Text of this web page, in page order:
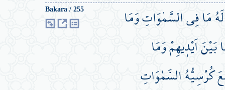
Bakara / 255
لَهُ مَا فِي السَّمٰوَاتِ وَمَا
اَيْد۪يهِمْ وَمَا
كُرْسِيُّهُ السَّمٰوَاتِ